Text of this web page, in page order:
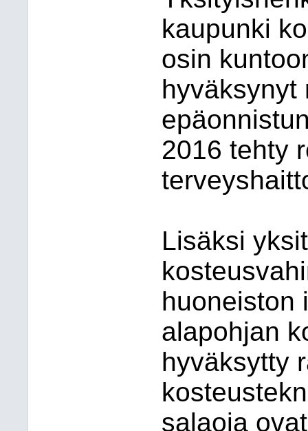
kaupunki
osin
hyväksynyt
2016 tehty
Lisäksi
huoneiston
alapohjan
hyväksytty
salaoja